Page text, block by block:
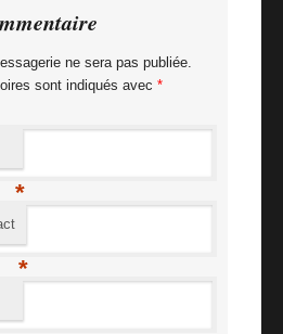
ne sera pas publiée.
sont indiqués avec *
*
*